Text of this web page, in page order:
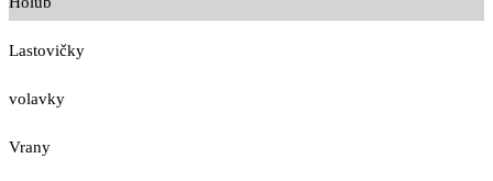
Lastovičky
volavky
Vrany